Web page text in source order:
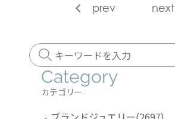
prev next
Category
カテゴリー